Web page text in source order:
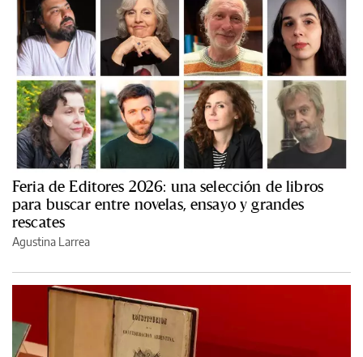
Feria de Editores 2026: una selección de libros
para buscar entre novelas, ensayo y grandes
rescates
Agustina Larrea